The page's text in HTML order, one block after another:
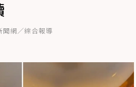
聞網／綜合報導